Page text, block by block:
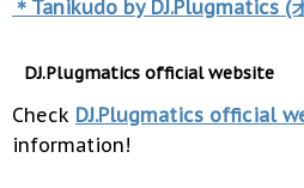
＊Tanikudo by DJ.Plugmatics (
DJ.Plugmatics official website
Check DJ.Plugmatics official
information!